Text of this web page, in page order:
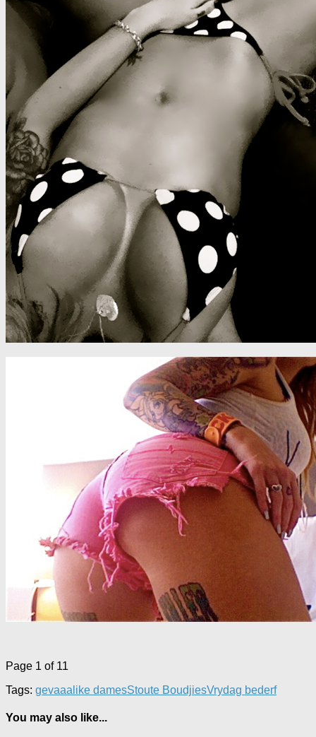
Page 1 of 11
Tags: gevaaalike damesStoute BoudjiesVrydag bederf
You may also like...